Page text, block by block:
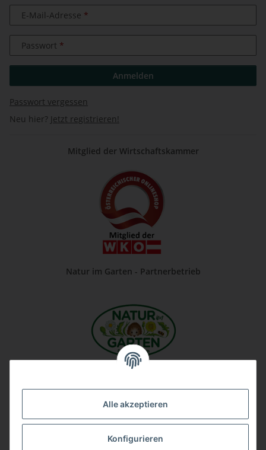
Alle akzeptieren
Konfigurieren
E-Mail-Adresse
Passwort
Anmelden
Passwort vergessen
Neu hier? Jetzt registrieren!
Mitglied der Wirtschaftskammer
Natur im Garten - Partnerbetrieb
Unsere Firma auf Google